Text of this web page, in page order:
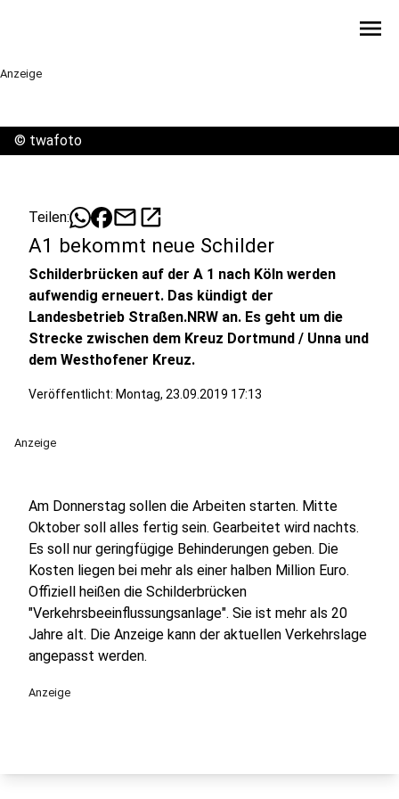
menu
Anzeige
© twafoto
Teilen: mailopen_in_new
A1 bekommt neue Schilder
Schilderbrücken auf der A 1 nach Köln werden
aufwendig erneuert. Das kündigt der
Landesbetrieb Straßen.NRW an. Es geht um die
Strecke zwischen dem Kreuz Dortmund / Unna und
dem Westhofener Kreuz.
Veröffentlicht: Montag, 23.09.2019 17:13
Anzeige
Am Donnerstag sollen die Arbeiten starten. Mitte
Oktober soll alles fertig sein. Gearbeitet wird nachts.
Es soll nur geringfügige Behinderungen geben. Die
Kosten liegen bei mehr als einer halben Million Euro.
Offiziell heißen die Schilderbrücken
"Verkehrsbeeinflussungsanlage". Sie ist mehr als 20
Jahre alt. Die Anzeige kann der aktuellen Verkehrslage
angepasst werden.
Anzeige